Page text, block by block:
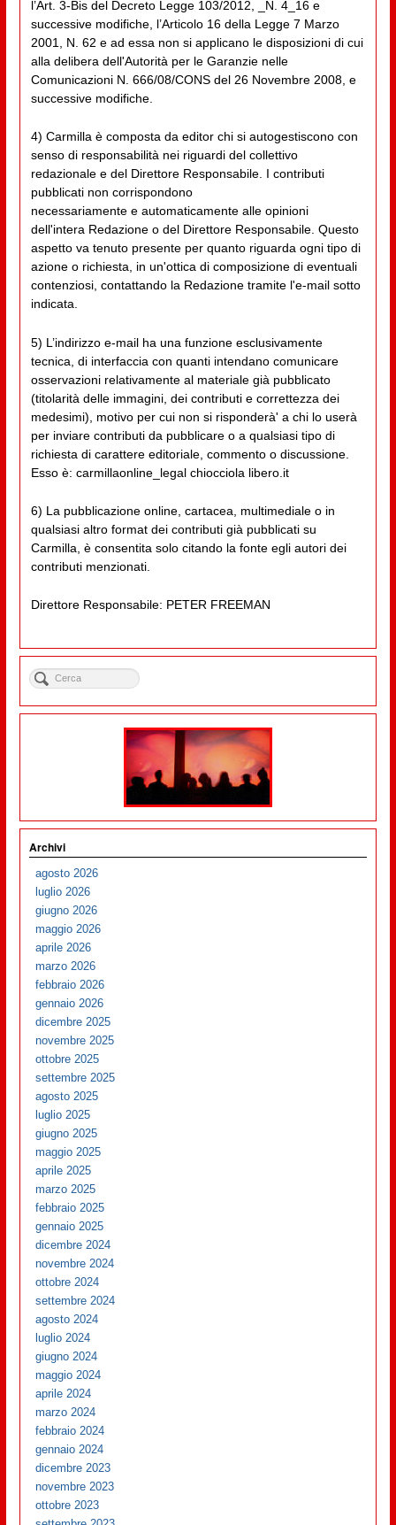
l’Art. 3-Bis del Decreto Legge 103/2012, _N. 4_16 e
successive modifiche, l’Articolo 16 della Legge 7 Marzo
2001, N. 62 e ad essa non si applicano le disposizioni di cui
alla delibera dell'Autorità per le Garanzie nelle
Comunicazioni N. 666/08/CONS del 26 Novembre 2008, e
successive modifiche.
4) Carmilla è composta da editor chi si autogestiscono con
senso di responsabilità nei riguardi del collettivo
redazionale e del Direttore Responsabile. I contributi
pubblicati non corrispondono
necessariamente e automaticamente alle opinioni
dell'intera Redazione o del Direttore Responsabile. Questo
aspetto va tenuto presente per quanto riguarda ogni tipo di
azione o richiesta, in un'ottica di composizione di eventuali
contenziosi, contattando la Redazione tramite l'e-mail sotto
indicata.
5) L’indirizzo e-mail ha una funzione esclusivamente
tecnica, di interfaccia con quanti intendano comunicare
osservazioni relativamente al materiale già pubblicato
(titolarità delle immagini, dei contributi e correttezza dei
medesimi), motivo per cui non si risponderà' a chi lo userà
per inviare contributi da pubblicare o a qualsiasi tipo di
richiesta di carattere editoriale, commento o discussione.
Esso è: carmillaonline_legal chiocciola libero.it
6) La pubblicazione online, cartacea, multimediale o in
qualsiasi altro format dei contributi già pubblicati su
Carmilla, è consentita solo citando la fonte egli autori dei
contributi menzionati.
Direttore Responsabile: PETER FREEMAN
Archivi
agosto 2026
luglio 2026
giugno 2026
maggio 2026
aprile 2026
marzo 2026
febbraio 2026
gennaio 2026
dicembre 2025
novembre 2025
ottobre 2025
settembre 2025
agosto 2025
luglio 2025
giugno 2025
maggio 2025
aprile 2025
marzo 2025
febbraio 2025
gennaio 2025
dicembre 2024
novembre 2024
ottobre 2024
settembre 2024
agosto 2024
luglio 2024
giugno 2024
maggio 2024
aprile 2024
marzo 2024
febbraio 2024
gennaio 2024
dicembre 2023
novembre 2023
ottobre 2023